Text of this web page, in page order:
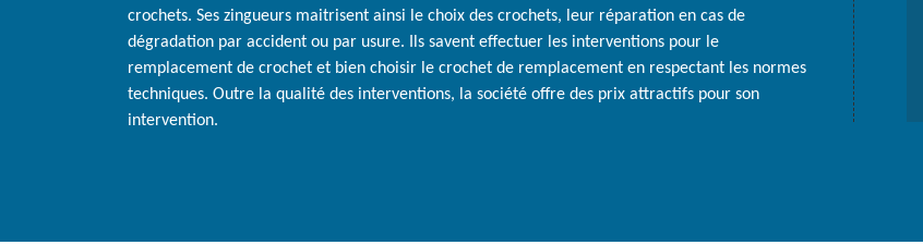
crochets. Ses zingueurs maitrisent ainsi le choix des crochets, leur réparation en cas de
dégradation par accident ou par usure. Ils savent effectuer les interventions pour le
remplacement de crochet et bien choisir le crochet de remplacement en respectant les normes
techniques. Outre la qualité des interventions, la société offre des prix attractifs pour son
intervention.